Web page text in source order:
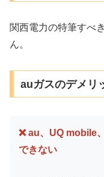
関西電力の特筆すべ
ん。
auガスのデメリ
❌ au、UQ mobile
できない